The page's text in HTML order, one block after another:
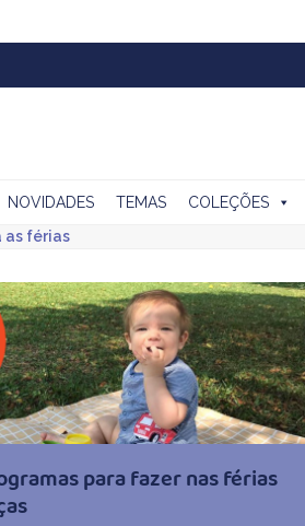
NOVIDADES TEMAS COLEÇÕES
as férias
para fazer nas férias